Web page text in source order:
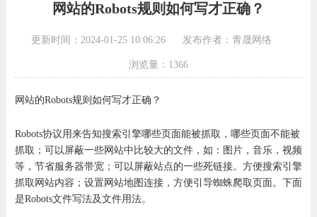
网站的Robots规则如何写才正确？
更新时间：2024-01-25 10:06:26 发布作者：青晟网络
浏览量：1366
网站的Robots规则如何写才正确？
Robots协议用来告知搜索引擎哪些页面能被抓取，哪些页面不能被
抓取；可以屏蔽一些网站中比较大的文件，如：图片，音乐，视频
等，节省服务器带宽；可以屏蔽站点的一些死链接。方便搜索引擎
抓取网站内容；设置网站地图连接，方便引导蜘蛛爬取页面。下面
是Robots文件写法及文件用法。